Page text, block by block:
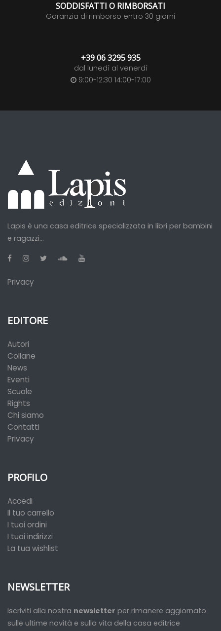
SODDISFATTI O RIMBORSATI
Garanzia di rimborso entro 30 giorni
+39 06 3295 935
dal lunedì al venerdì
9:00-12:30 14:00-17:00
Lapis è una casa editrice specializzata in libri per bambini
e ragazzi...
Privacy
EDITORE
Autori
Collane
News
Eventi
Scuole
Rights
Chi siamo
Contatti
Privacy
PROFILO
Accedi
Il tuo carrello
I tuoi ordini
I tuoi indirizzi
La tua wishlist
NEWSLETTER
Iscriviti alla nostra newsletter per rimanere aggiornato
sulle ultime novità e sulla vita della casa editrice